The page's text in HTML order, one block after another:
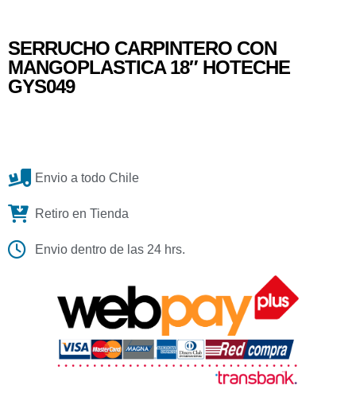
SERRUCHO CARPINTERO CON
MANGOPLASTICA 18″ HOTECHE
GYS049
Envio a todo Chile
Retiro en Tienda
Envio dentro de las 24 hrs.